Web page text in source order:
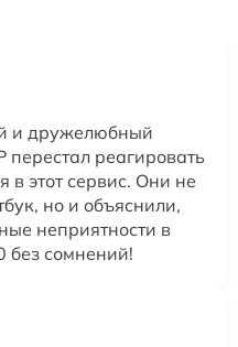
и дружелюбный
перестал реагировать
в этот сервис. Они не
но и объяснили,
неприятности в
без сомнений!